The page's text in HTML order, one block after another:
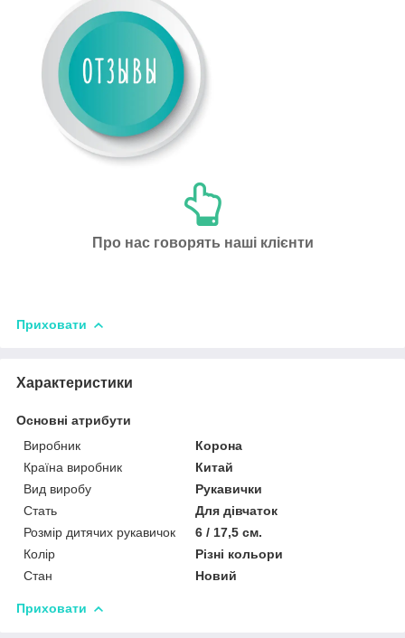
Про нас говорять наші клієнти
Приховати
Характеристики
Основні атрибути
Виробник
Корона
Країна виробник
Китай
Вид виробу
Рукавички
Стать
Для дівчаток
Розмір дитячих рукавичок
6 / 17,5 см.
Колір
Різні кольори
Стан
Новий
Приховати